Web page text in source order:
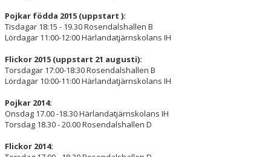
Pojkar födda 2015 (uppstart ):
Tisdagar 18:15 - 19.30 Rosendalshallen B
Lördagar 11:00-12:00 Härlandatjärnskolans IH
Flickor 2015 (uppstart 21 augusti):
Torsdagar 17:00-18:30 Rosendalshallen B
Lördagar 10:00-11:00 Härlandatjärnskolans IH
Pojkar 2014:
Onsdag 17.00 -18.30 Härlandatjärnskolans IH
Torsdag 18.30 - 20.00 Rosendalshallen D
Flickor 2014: